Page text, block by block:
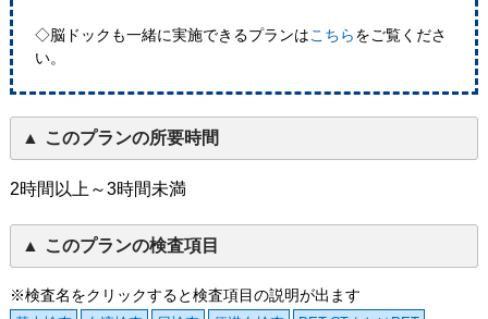
◇脳ドックも一緒に実施できるプランはこちらをご覧くださ
い。
このプランの所要時間
2時間以上～3時間未満
このプランの検査項目
※検査名をクリックすると検査項目の説明が出ます